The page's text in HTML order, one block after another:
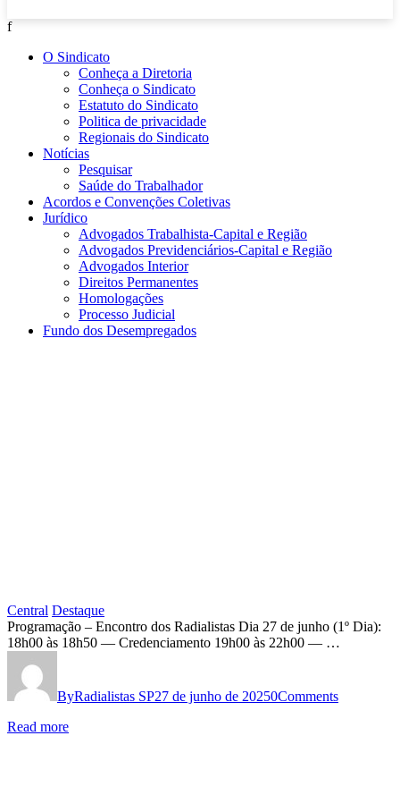
f
O Sindicato
Conheça a Diretoria
Conheça o Sindicato
Estatuto do Sindicato
Politica de privacidade
Regionais do Sindicato
Notícias
Pesquisar
Saúde do Trabalhador
Acordos e Convenções Coletivas
Jurídico
Advogados Trabalhista-Capital e Região
Advogados Previdenciários-Capital e Região
Advogados Interior
Direitos Permanentes
Homologações
Processo Judicial
Fundo dos Desempregados
Central Destaque
Encontro
dos
Trabalhadores
Radialistas
no
Programação – Encontro dos Radialistas Dia 27 de junho (1º Dia):
18h00 às 18h50 — Credenciamento 19h00 às 22h00 — …
ByRadialistas SP27 de junho de 20250Comments
Read more